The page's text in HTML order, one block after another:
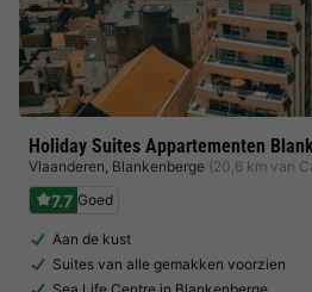
Holiday Suites Appartementen
Vlaanderen, Blankenberge (20,6 km van
7.7 Goed
Aan de kust
Suites van alle gemakken voorzien